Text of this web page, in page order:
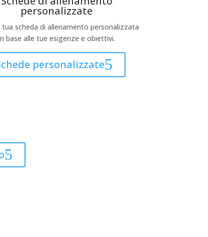
personalizzate
tua scheda di allenamento personalizzata
base alle tue esigenze e obiettivi.
personalizzate